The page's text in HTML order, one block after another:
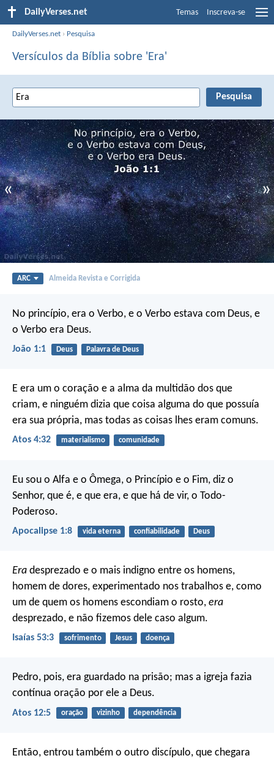
DailyVerses.net Temas Inscreva-se
DailyVerses.net › Pesquisa
Versículos da Bíblia sobre 'Era'
« »
ARC Almeida Revista e Corrigida
No princípio, era o Verbo, e o Verbo estava com Deus, e
o Verbo era Deus.
João 1:1 Deus Palavra de Deus
E era um o coração e a alma da multidão dos que
criam, e ninguém dizia que coisa alguma do que possuía
era sua própria, mas todas as coisas lhes eram comuns.
Atos 4:32 materialismo comunidade
Eu sou o Alfa e o Ômega, o Princípio e o Fim, diz o
Senhor, que é, e que era, e que há de vir, o Todo-
Poderoso.
Apocalipse 1:8 vida eterna confiabilidade Deus
Era desprezado e o mais indigno entre os homens,
homem de dores, experimentado nos trabalhos e, como
um de quem os homens escondiam o rosto, era
desprezado, e não fizemos dele caso algum.
Isaías 53:3 sofrimento Jesus doença
Pedro, pois, era guardado na prisão; mas a igreja fazia
contínua oração por ele a Deus.
Atos 12:5 oração vizinho dependência
Então, entrou também o outro discípulo, que chegara